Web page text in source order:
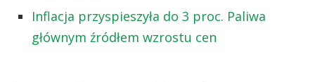
Inflacja przyspieszyła do 3 proc. Paliwa
głównym źródłem wzrostu cen